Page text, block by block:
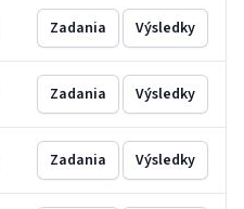
Zadania Výsledky
Zadania Výsledky
Zadania Výsledky